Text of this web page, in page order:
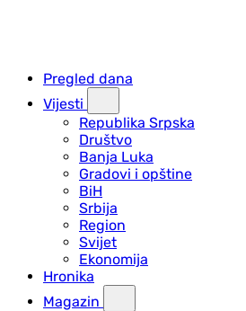
Pregled dana
Vijesti
Republika Srpska
Društvo
Banja Luka
Gradovi i opštine
BiH
Srbija
Region
Svijet
Ekonomija
Hronika
Magazin